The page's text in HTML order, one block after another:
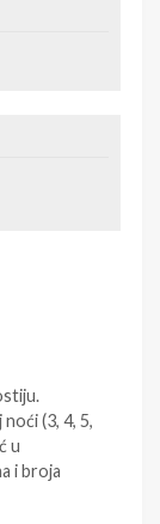
(3, 4, 5,
u
i broja